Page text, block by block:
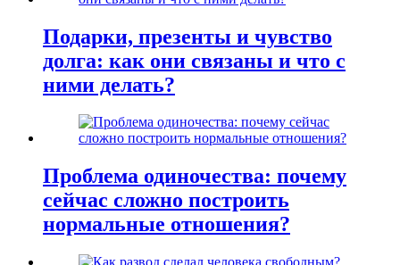
Подарки, презенты и чувство
долга: как они связаны и что с
ними делать?
Проблема одиночества: почему
сейчас сложно построить
нормальные отношения?